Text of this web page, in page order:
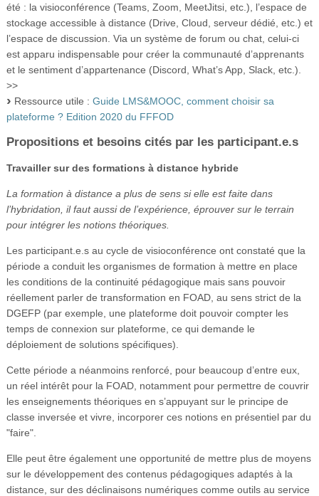
été : la visioconférence (Teams, Zoom, MeetJitsi, etc.), l’espace de
stockage accessible à distance (Drive, Cloud, serveur dédié, etc.) et
l’espace de discussion. Via un système de forum ou chat, celui-ci
est apparu indispensable pour créer la communauté d’apprenants
et le sentiment d’appartenance (Discord, What’s App, Slack, etc.).
>>
Ressource utile : Guide LMS&MOOC, comment choisir sa
plateforme ? Edition 2020 du FFFOD
Propositions et besoins cités par les participant.e.s
Travailler sur des formations à distance hybride
La formation à distance a plus de sens si elle est faite dans
l’hybridation, il faut aussi de l’expérience, éprouver sur le terrain
pour intégrer les notions théoriques.
Les participant.e.s au cycle de visioconférence ont constaté que la
période a conduit les organismes de formation à mettre en place
les conditions de la continuité pédagogique mais sans pouvoir
réellement parler de transformation en FOAD, au sens strict de la
DGEFP (par exemple, une plateforme doit pouvoir compter les
temps de connexion sur plateforme, ce qui demande le
déploiement de solutions spécifiques).
Cette période a néanmoins renforcé, pour beaucoup d’entre eux,
un réel intérêt pour la FOAD, notamment pour permettre de couvrir
les enseignements théoriques en s’appuyant sur le principe de
classe inversée et vivre, incorporer ces notions en présentiel par du
"faire".
Elle peut être également une opportunité de mettre plus de moyens
sur le développement des contenus pédagogiques adaptés à la
distance, sur des déclinaisons numériques comme outils au service